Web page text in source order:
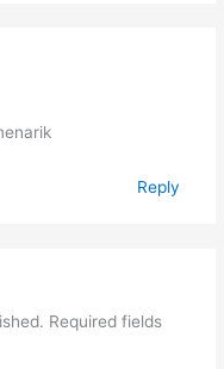
Reply
Required fields